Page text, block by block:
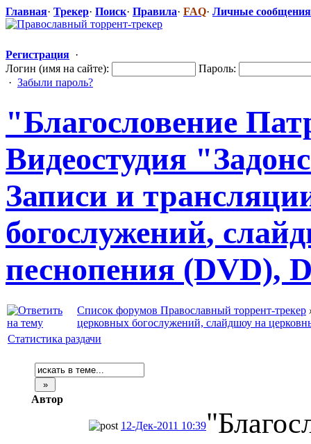
Главная· Трекер· Поиск· Правила· FAQ· Личные сообщения
Регистрация ·
Логин (имя на сайте):
Пароль:
· Забыли пароль?
"Благосл​овение
Видеостудия
Записи и
богослужений​,
песнопения (DVD),
Список форумов Православный торрент-трекер
церковных богослужений, слайдшоу на
Статистика раздачи
Автор
12-Дек-2011 10:39